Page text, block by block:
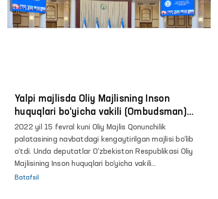
Yalpi majlisda Oliy Majlisning Inson
huquqlari bo‘yicha vakili (Ombudsman)
hamda Bola huquqlari bo‘yicha vakilining
2021 yildagi faoliyati to‘g‘risidagi
axborotlari maʼqullandi
2022 yil 15 fevral kuni Oliy Majlis Qonunchilik
palatasining navbatdagi kengaytirilgan majlisi bo‘lib
o‘tdi. Unda deputatlar O‘zbekiston Respublikasi Oliy
Majlisining Inson huquqlari bo‘yicha vakili
(Ombudsman)ning 2021 yildagi faoliyati to‘g‘risidagi
Batafsil